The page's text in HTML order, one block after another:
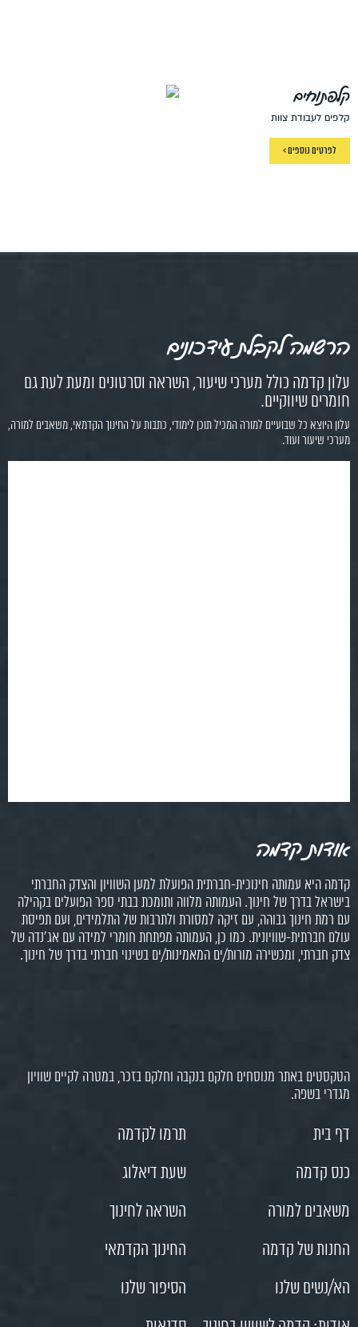
קלפתוחים
קלפים לעבודת צוות
לפרטים נוספים >
הרשמה לקבלת עידכונים
עלון קדמה כולל מערכי שיעור, השראה וסרטונים ומעת לעת גם
חומרים שיווקיים.
עלון היוצא כל שבועיים למורה המכיל תוכן לימודי, כתבות על החינוך הקדמאי, משאבים למורה,
מערכי שיעור ועוד.
אודות קדמה
קדמה היא עמותה חינוכית-חברתית הפועלת למען השוויון והצדק החברתי
בישראל בדרך של חינוך. העמותה מלווה ותומכת בבתי ספר הפועלים בקהילה
עם רמת חינוך גבוהה, עם זיקה למסורת ולתרבות של התלמידים, ועם תפיסת
עולם חברתית-שוויונית. כמו כן, העמותה מפתחת חומרי למידה עם אג'נדה של
צדק חברתי, ומכשירה מורות/ים המאמינות/ים בשינוי חברתי בדרך של חינוך.
הטקסטים באתר מנוסחים חלקם בנקבה וחלקם בזכר, במטרה לקיים שוויון
מגדרי בשפה.
דף בית
תרמו לקדמה
כנס קדמה
שעת דיאלוג
משאבים למורה
השראה לחינוך
החנות של קדמה
החינוך הקדמאי
הא/נשים שלנו
הסיפור שלנו